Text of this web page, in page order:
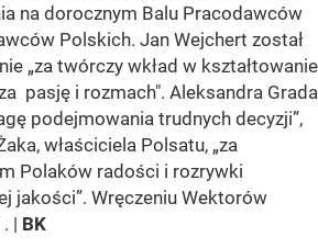
na dorocznym Balu Pracodawców
Polskich. Jan Wejchert został
„za twórczy wkład w kształtowanie
pasję i rozmach". Aleksandra Grada
podejmowania trudnych decyzji”,
właściciela Polsatu, „za
Polaków radości i rozrywki
jakości”. Wręczeniu Wektorów
| BK